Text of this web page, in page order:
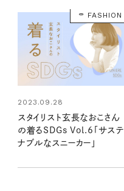
FASHION
2023.09.28
スタイリスト玄長なおこさん
の着るSDGs Vol.6「サステ
ナブルなスニーカー」